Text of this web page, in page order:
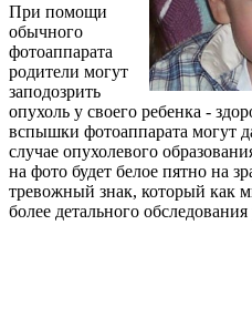
При помощи
обычного
фотоаппарата
родители могут
заподозрить
опухоль у своего ребенка -
вспышки фотоаппарата могут
случае опухолевого
на фото будет белое пятно на
тревожный знак, который как
более детального